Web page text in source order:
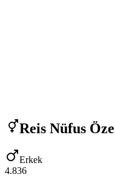
Reis Nüfus
Erkek
4.836